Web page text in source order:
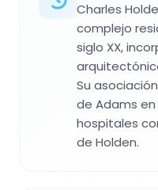
Charles
complejo
siglo XX,
Su
de Adams
hospitales
de Holden.